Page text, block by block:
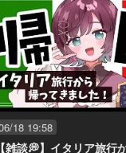
18 19:58
【雑談💭】イタリア旅行